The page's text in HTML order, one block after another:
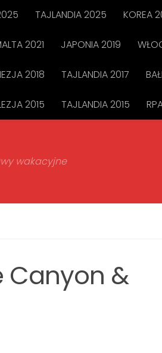
TAJLANDIA 2025 KOREA
2021 JAPONIA 2019
2018 TAJLANDIA 2017
2015 TAJLANDIA 2015
wakacyjne
Canyon &